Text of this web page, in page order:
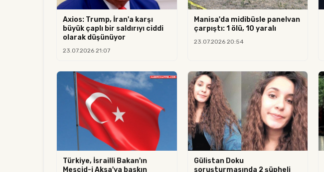
Axios: Trump, İran'a karşı
büyük çaplı bir saldırıyı ciddi
olarak düşünüyor
23.07.2026 21:07
Manisa'da midibüsle panelvan
çarpıştı: 1 ölü, 10 yaralı
23.07.2026 20:54
Türkiye, İsrailli Bakan'ın
Mescid-i Aksa'ya baskın
Gülistan Doku
soruşturmasında 2 şüpheli